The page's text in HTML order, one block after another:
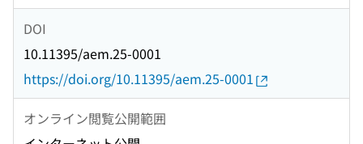
DOI
10.11395/aem.25-0001
https://doi.org/10.11395/aem.25-0001
オンライン閲覧公開範囲